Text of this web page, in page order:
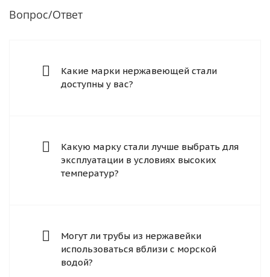
Вопрос/Ответ
Какие марки нержавеющей стали
доступны у вас?
Какую марку стали лучше выбрать для
эксплуатации в условиях высоких
температур?
Могут ли трубы из нержавейки
использоваться вблизи с морской
водой?